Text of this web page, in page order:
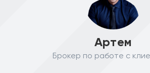
Артем
Брокер по работе с